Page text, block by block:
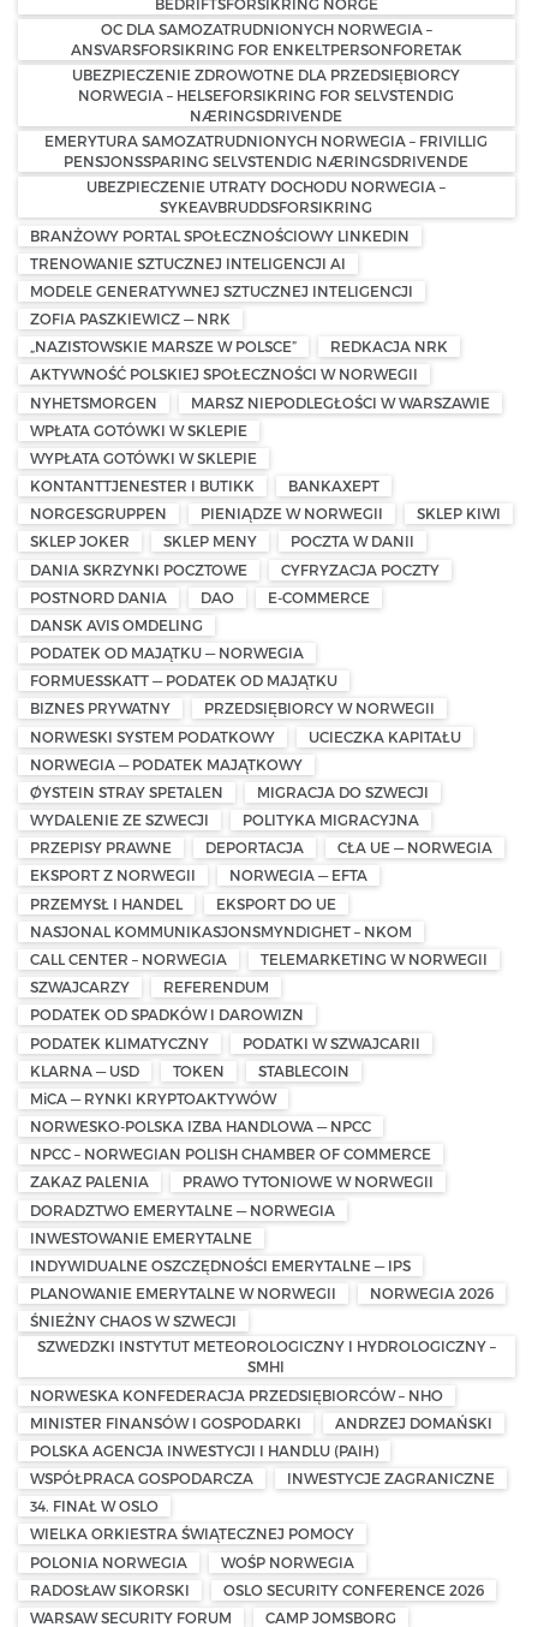
OC DLA SAMOZATRUDNIONYCH NORWEGIA –
ANSVARSFORSIKRING FOR ENKELTPERSONFORETAK
UBEZPIECZENIE ZDROWOTNE DLA PRZEDSIĘBIORCY
NORWEGIA – HELSEFORSIKRING FOR SELVSTENDIG
NÆRINGSDRIVENDE
EMERYTURA SAMOZATRUDNIONYCH NORWEGIA – FRIVILLIG
PENSJONSSPARING SELVSTENDIG NÆRINGSDRIVENDE
UBEZPIECZENIE UTRATY DOCHODU NORWEGIA –
SYKEAVBRUDDSFORSIKRING
BRANŻOWY PORTAL SPOŁECZNOŚCIOWY LINKEDIN
TRENOWANIE SZTUCZNEJ INTELIGENCJI AI
MODELE GENERATYWNEJ SZTUCZNEJ INTELIGENCJI
ZOFIA PASZKIEWICZ — NRK
„NAZISTOWSKIE MARSZE W POLSCE”
REDKACJA NRK
AKTYWNOŚĆ POLSKIEJ SPOŁECZNOŚCI W NORWEGII
NYHETSMORGEN
MARSZ NIEPODLEGŁOŚCI W WARSZAWIE
WPŁATA GOTÓWKI W SKLEPIE
WYPŁATA GOTÓWKI W SKLEPIE
KONTANTTJENESTER I BUTIKK
BANKAXEPT
NORGESGRUPPEN
PIENIĄDZE W NORWEGII
SKLEP KIWI
SKLEP JOKER
SKLEP MENY
POCZTA W DANII
DANIA SKRZYNKI POCZTOWE
CYFRYZACJA POCZTY
POSTNORD DANIA
DAO
E-COMMERCE
DANSK AVIS OMDELING
PODATEK OD MAJĄTKU — NORWEGIA
FORMUESSKATT — PODATEK OD MAJĄTKU
BIZNES PRYWATNY
PRZEDSIĘBIORCY W NORWEGII
NORWESKI SYSTEM PODATKOWY
UCIECZKA KAPITAŁU
NORWEGIA — PODATEK MAJĄTKOWY
ØYSTEIN STRAY SPETALEN
MIGRACJA DO SZWECJI
WYDALENIE ZE SZWECJI
POLITYKA MIGRACYJNA
PRZEPISY PRAWNE
DEPORTACJA
CŁA UE — NORWEGIA
EKSPORT Z NORWEGII
NORWEGIA — EFTA
PRZEMYSŁ I HANDEL
EKSPORT DO UE
NASJONAL KOMMUNIKASJONSMYNDIGHET – NKOM
CALL CENTER – NORWEGIA
TELEMARKETING W NORWEGII
SZWAJCARZY
REFERENDUM
PODATEK OD SPADKÓW I DAROWIZN
PODATEK KLIMATYCZNY
PODATKI W SZWAJCARII
KLARNA — USD
TOKEN
STABLECOIN
MiCA — RYNKI KRYPTOAKTYWÓW
NORWESKO-POLSKA IZBA HANDLOWA — NPCC
NPCC – NORWEGIAN POLISH CHAMBER OF COMMERCE
ZAKAZ PALENIA
PRAWO TYTONIOWE W NORWEGII
DORADZTWO EMERYTALNE — NORWEGIA
INWESTOWANIE EMERYTALNE
INDYWIDUALNE OSZCZĘDNOŚCI EMERYTALNE — IPS
PLANOWANIE EMERYTALNE W NORWEGII
NORWEGIA 2026
ŚNIEŻNY CHAOS W SZWECJI
SZWEDZKI INSTYTUT METEOROLOGICZNY I HYDROLOGICZNY –
SMHI
NORWESKA KONFEDERACJA PRZEDSIĘBIORCÓW – NHO
MINISTER FINANSÓW I GOSPODARKI
ANDRZEJ DOMAŃSKI
POLSKA AGENCJA INWESTYCJI I HANDLU (PAIH)
WSPÓŁPRACA GOSPODARCZA
INWESTYCJE ZAGRANICZNE
34. FINAŁ W OSLO
WIELKA ORKIESTRA ŚWIĄTECZNEJ POMOCY
POLONIA NORWEGIA
WOŚP NORWEGIA
RADOSŁAW SIKORSKI
OSLO SECURITY CONFERENCE 2026
WARSAW SECURITY FORUM
CAMP JOMSBORG